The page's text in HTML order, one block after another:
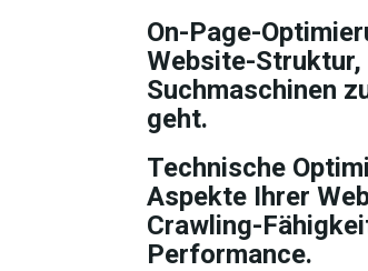
On-Page-
Website-Struktur,
Suchmaschinen
geht.
Technische
Aspekte Ihrer
Crawling-
Performance.